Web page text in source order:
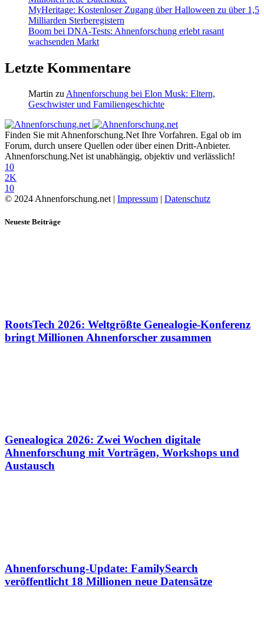
MyHeritage: Kostenloser Zugang über Halloween zu über 1,5
Milliarden Sterberegistern
Boom bei DNA-Tests: Ahnenforschung erlebt rasant
wachsenden Markt
Letzte Kommentare
Martin zu Ahnenforschung bei Elon Musk: Eltern,
Geschwister und Familiengeschichte
Finden Sie mit Ahnenforschung.Net Ihre Vorfahren. Egal ob im
Forum, durch unsere Quellen oder über einen Dritt-Anbieter.
Ahnenforschung.Net ist unabhängig, objektiv und verlässlich!
10
2K
10
© 2024 Ahnenforschung.net | Impressum | Datenschutz
Neueste Beiträge
RootsTech 2026: Weltgrößte Genealogie-Konferenz
bringt Millionen Ahnenforscher zusammen
Genealogica 2026: Zwei Wochen digitale
Ahnenforschung mit Vorträgen, Workshops und
Austausch
Ahnenforschung-Update: FamilySearch
veröffentlicht 18 Millionen neue Datensätze